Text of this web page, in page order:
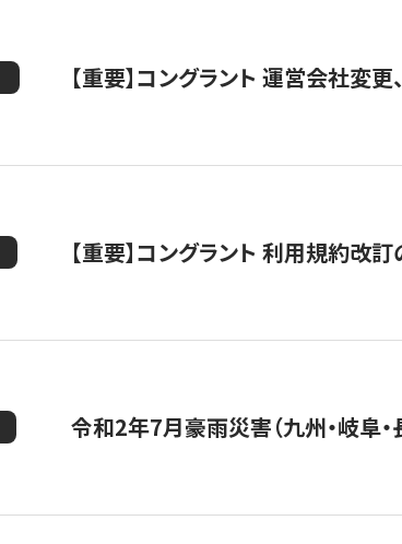
【重要】コングラント 運営会社変
【重要】コングラント 利用規約改
令和2年7月豪雨災害（九州・岐阜